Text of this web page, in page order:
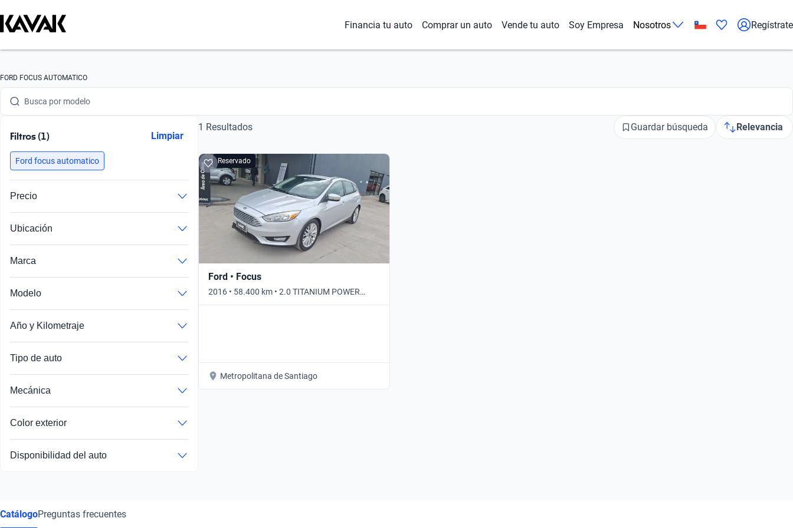
Financia tu auto Comprar un auto Vende tu auto Soy Empresa Nosotros Regístrate
FORD FOCUS AUTOMATICO
Busca por marca
Busca por modelo
Busca por año
Busca por marca
Busca por versión
Busca por año
Filtros (1) Limpiar
Ford focus automatico
Precio
Ubicación
Marca
Modelo
Año y Kilometraje
Tipo de auto
Mecánica
Color exterior
Disponibilidad del auto
1 Resultados Guardar búsqueda Relevancia
Reservado
Ford • Focus
2016 • 58.400 km • 2.0 TITANIUM POWER
SHIFT • Automático
Metropolitana de Santiago
CatálogoPreguntas frecuentes